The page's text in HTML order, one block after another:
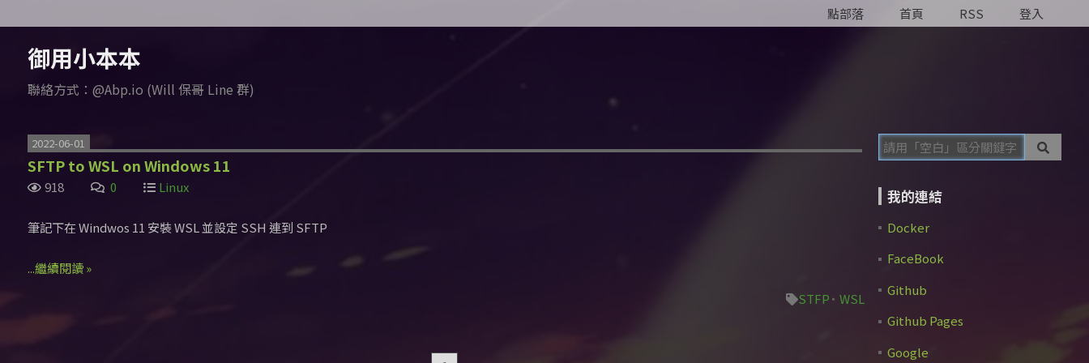
點部落 首頁 RSS 登入
御用小本本
聯絡方式：@Abp.io (Will 保哥 Line 群)
2022-06-01
SFTP to WSL on Windows 11
918 0 Linux
筆記下在 Windwos 11 安裝 WSL 並設定 SSH 連到 SFTP
...繼續閱讀 »
STFP
WSL
我的連結
Docker
FaceBook
Github
Github Pages
Google